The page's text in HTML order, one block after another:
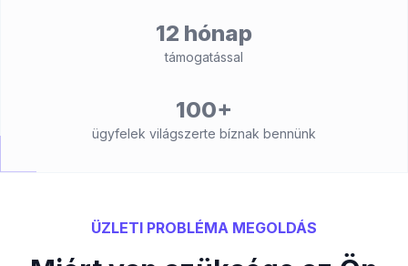
12 hónap
támogatással
100+
ügyfelek világszerte bíznak bennünk
ÜZLETI PROBLÉMA MEGOLDÁS